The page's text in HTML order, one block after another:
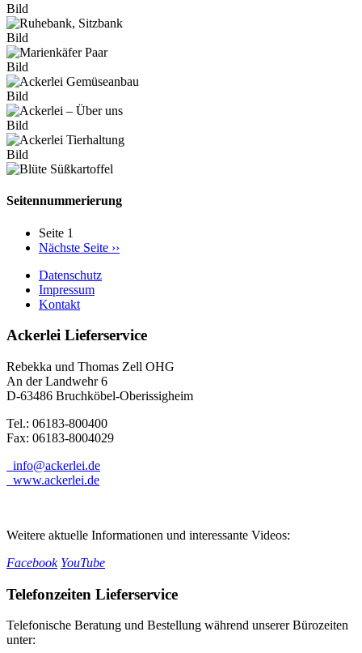
Bild
Bild
Bild
Bild
Bild
Bild
Seitennummerierung
Seite 1
Nächste Seite ››
Datenschutz
Impressum
Kontakt
Ackerlei Lieferservice
Rebekka und Thomas Zell OHG
An der Landwehr 6
D-63486 Bruchköbel-Oberissigheim
Tel.: 06183-800400
Fax: 06183-8004029
info@ackerlei.de
www.ackerlei.de
Weitere aktuelle Informationen und interessante Videos:
Facebook YouTube
Telefonzeiten Lieferservice
Telefonische Beratung und Bestellung während unserer Bürozeiten
unter: